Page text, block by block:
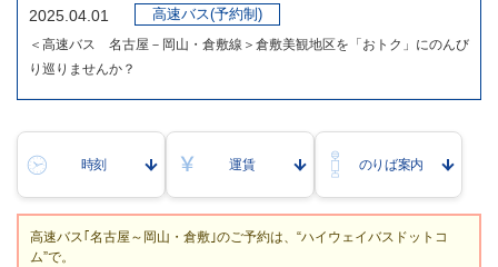
2025.04.01 高速バス(予約制)
＜高速バス 名古屋－岡山・倉敷線＞倉敷美観地区を「おトク」にのんび
り巡りませんか？
時刻 運賃 のりば案内
高速バス｢名古屋～岡山・倉敷｣のご予約は、“ハイウェイバスドットコ
ム”で。